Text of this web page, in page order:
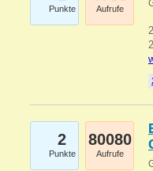
Punkte Aufrufe
2
Punkte
80080
Aufrufe